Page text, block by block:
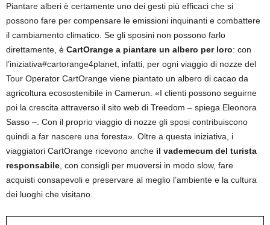
Piantare alberi è certamente uno dei gesti più efficaci che si
possono fare per compensare le emissioni inquinanti e combattere
il cambiamento climatico. Se gli sposini non possono farlo
direttamente, è CartOrange a piantare un albero per loro: con
l’iniziativa#cartorange4planet, infatti, per ogni viaggio di nozze del
Tour Operator CartOrange viene piantato un albero di cacao da
agricoltura ecosostenibile in Camerun. «I clienti possono seguirne
poi la crescita attraverso il sito web di Treedom – spiega Eleonora
Sasso –. Con il proprio viaggio di nozze gli sposi contribuiscono
quindi a far nascere una foresta». Oltre a questa iniziativa, i
viaggiatori CartOrange ricevono anche il vademecum del turista
responsabile , con consigli per muoversi in modo slow, fare
acquisti consapevoli e preservare al meglio l’ambiente e la cultura
dei luoghi che visitano.